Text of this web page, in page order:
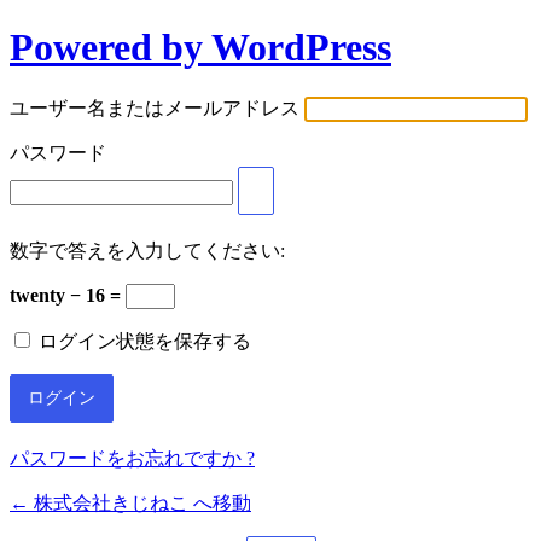
Powered by WordPress
ユーザー名またはメールアドレス
パスワード
数字で答えを入力してください:
twenty − 16 =
ログイン状態を保存する
パスワードをお忘れですか ?
← 株式会社きじねこ へ移動